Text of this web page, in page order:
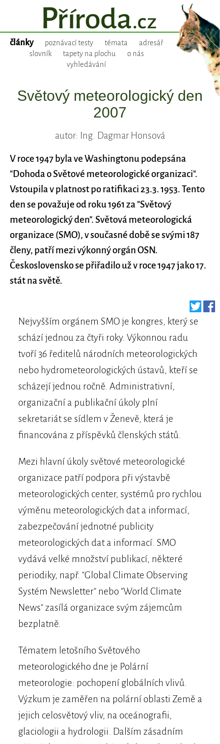
články poznávací testy témata
adresář
slovník
tapety na plochu
o nás
vyhledávání
Světový meteorologický den
2007
autor: Ing. Dagmar Honsová
V roce 1947 byla ve Washingtonu podepsána
"Dohoda o Světové meteorologické organizaci".
Vstoupila v platnost po ratifikaci 23.3. 1953. Tento
den se považuje od roku 1961 za "Světový
meteorologický den". Světová meteorologická
organizace (SMO), v současné době se svými 187
členy, patří mezi výkonný orgán OSN.
Československo se přiřadilo už v roce 1947 jako 17.
stát na světě.
Nejvyšším orgánem SMO je kongres, který se
schází jednou za čtyři roky. Výkonnou radu
tvoří 36 ředitelů národních meteorologických
nebo hydrometeorologických ústavů, kteří se
scházejí jednou ročně. Administrativní,
organizační a publikační úkoly plní
sekretariát se sídlem v Ženevě, která je
financována z příspěvků členských států.
Mezi hlavní úkoly světové meteorologické
organizace patří podpora při výstavbě
meteorologických center, systémů pro rychlou
výměnu meteorologických dat a informací,
zabezpečování jednotné publicity
meteorologických dat a informací. SMO
vydává velké množství publikací, některé
periodiky, např. "Global Climate Observing
Systém Newsletter" nebo "World Climate
News" zasílá organizace svým zájemcům
bezplatně.
Tématem letošního Světového
meteorologického dne je Polární
meteorologie: pochopení globálních vlivů.
Výzkum je zaměřen na polární oblasti Země a
jejich celosvětový vliv, na oceánografii,
glaciologii a hydrologii. Dalším zásadním